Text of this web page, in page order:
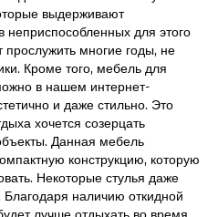
выдерживают
для этого
многие годы, не
Кроме того, мебель для
в нашем интернет-
и даже стильно. Это
хочется созерцать
Данная мебель
конструкцию, которую
Некоторые стулья даже
Благодаря наличию откидной